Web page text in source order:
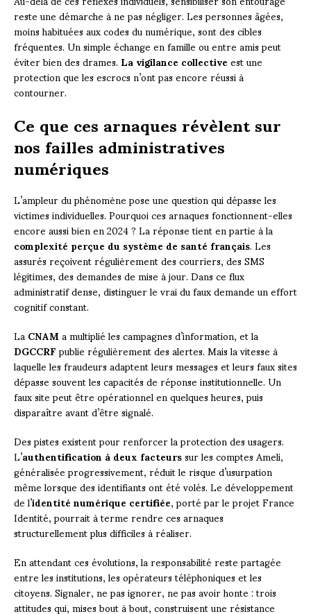
reste une démarche à ne pas négliger. Les personnes âgées,
moins habituées aux codes du numérique, sont des cibles
fréquentes. Un simple échange en famille ou entre amis peut
éviter bien des drames.La vigilance collectiveest une
protection que les escrocs n’ont pas encore réussi à
contourner.
Ce que ces arnaques révèlent sur
nos failles administratives
numériques
L’ampleur du phénomène pose une question qui dépasse les
victimes individuelles. Pourquoi ces arnaques fonctionnent-elles
encore aussi bien en 2024 ? La réponse tient en partie à la
complexité perçue du système de santé français. Les
assurés reçoivent régulièrement des courriers, des SMS
légitimes, des demandes de mise à jour. Dans ce flux
administratif dense, distinguer le vrai du faux demande un effort
cognitif constant.
LaCNAMa multiplié les campagnes d’information, et la
DGCCRFpublie régulièrement des alertes. Mais la vitesse à
laquelle les fraudeurs adaptent leurs messages et leurs faux sites
dépasse souvent les capacités de réponse institutionnelle. Un
faux site peut être opérationnel en quelques heures, puis
disparaître avant d’être signalé.
Des pistes existent pour renforcer la protection des usagers.
L’authentification à deux facteurssur les comptes Ameli,
généralisée progressivement, réduit le risque d’usurpation
même lorsque des identifiants ont été volés. Le développement
de l’identité numérique certifiée, porté par le projet France
Identité, pourrait à terme rendre ces arnaques
structurellement plus difficiles à réaliser.
En attendant ces évolutions, la responsabilité reste partagée
entre les institutions, les opérateurs téléphoniques et les
citoyens. Signaler, ne pas ignorer, ne pas avoir honte : trois
attitudes qui, mises bout à bout, construisent une résistance